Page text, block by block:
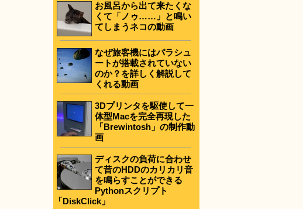
お風呂から出て来たくな
くて「ノゥ……」と鳴い
てしまうネコの動画
なぜ旅客機にはパラシュ
ートが搭載されていない
のか？を詳しく解説して
くれる動画
3Dプリンタを駆使して一
体型Macを完全再現した
「Brewintosh」の制作動
画
ディスクの負荷に合わせ
て昔のHDDのカリカリ音
を鳴らすことができる
Pythonスクリプト
「DiskClick」